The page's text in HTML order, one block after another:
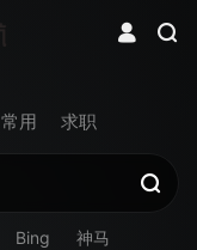
常用 求职
Bing 神马